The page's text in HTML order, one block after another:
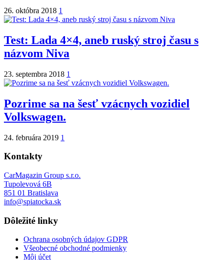
26. októbra 2018 1
Test: Lada 4×4, aneb ruský stroj času s
názvom Niva
23. septembra 2018 1
Pozrime sa na šesť vzácnych vozidiel
Volkswagen.
24. februára 2019 1
Kontakty
CarMagazin Group s.r.o.
Tupolevová 6B
851 01 Bratislava
info@spiatocka.sk
Dôležité linky
Ochrana osobných údajov GDPR
Všeobecné obchodné podmienky
Môj účet